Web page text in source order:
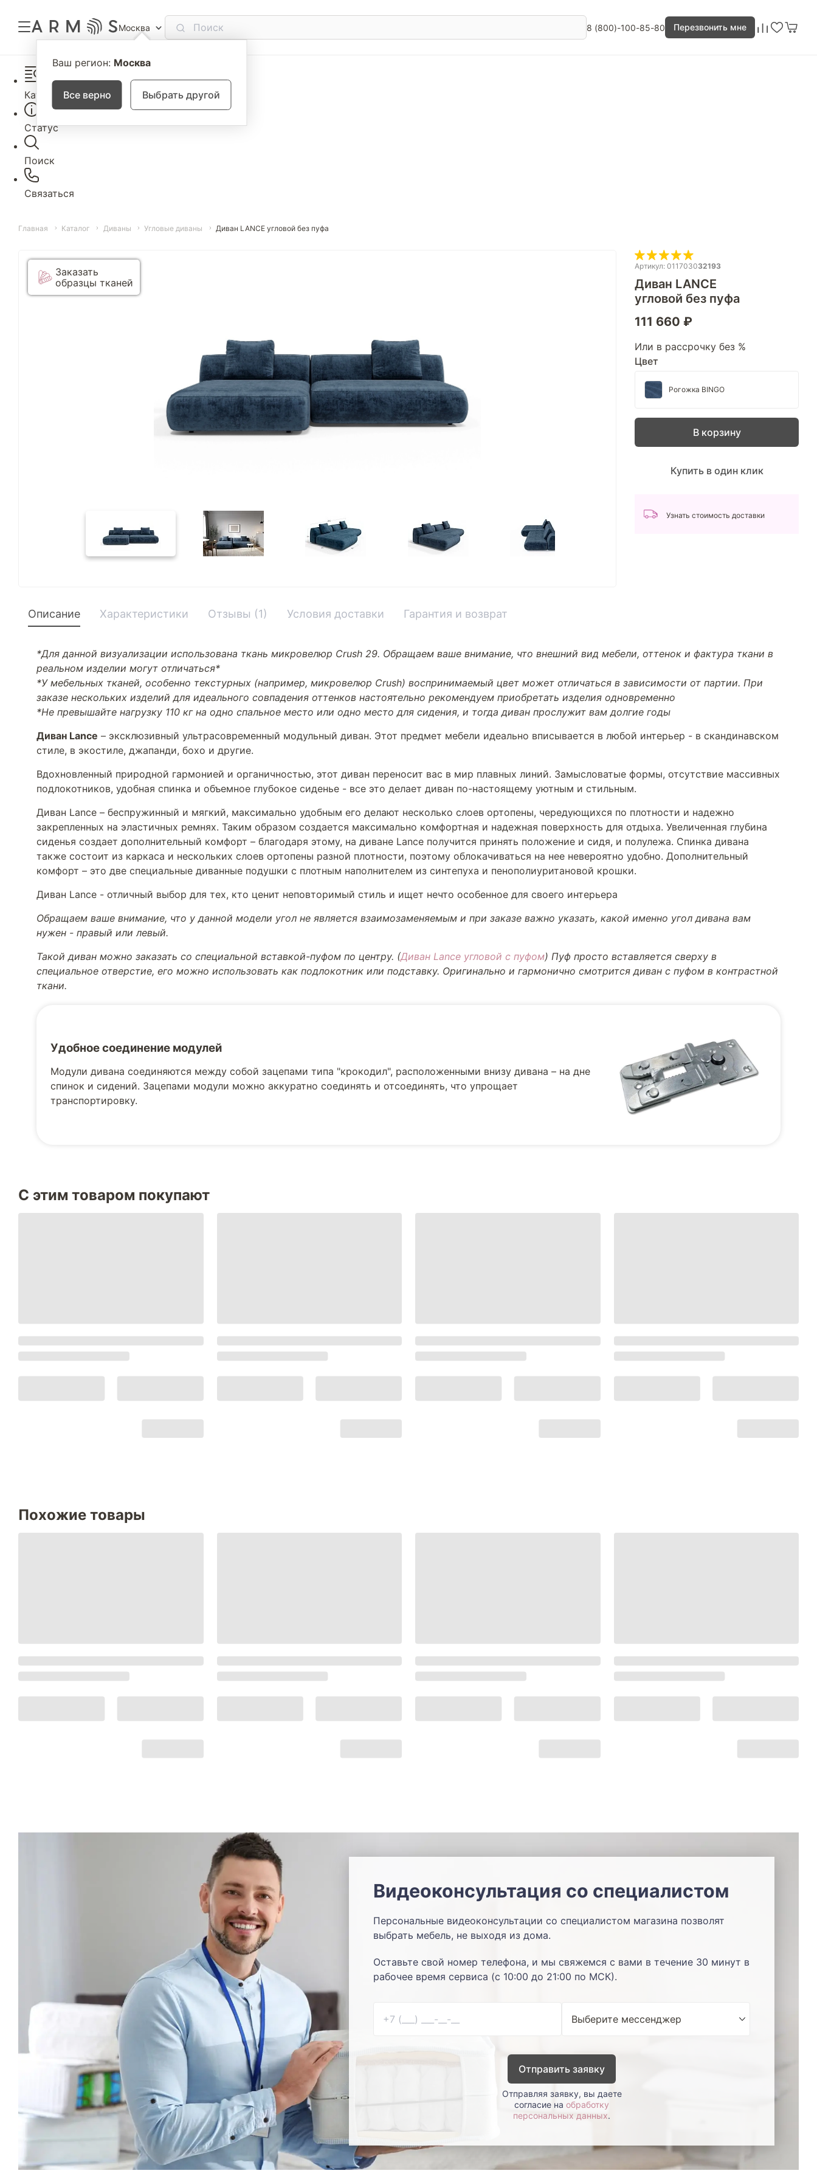
Москва
Ваш регион: Москва
Все верно Выбрать другой
8 (800)-100-85-80 Перезвонить мне
Каталог
Статус
Поиск
Связаться
Главная Каталог Диваны Угловые диваны Диван LANCE угловой без пуфа
Заказать
образцы тканей
Артикул: 011703032193
Диван LANCE
угловой без пуфа
111 660 ₽
Или в рассрочку без %
Цвет
Рогожка BINGO
В корзину
Купить в один клик
Узнать стоимость доставки
Описание Характеристики Отзывы (1) Условия доставки Гарантия и возврат
*Для данной визуализации использована ткань микровелюр Crush 29. Обращаем ваше внимание, что внешний вид мебели, оттенок и фактура ткани в
реальном изделии могут отличаться*
*У мебельных тканей, особенно текстурных (например, микровелюр Crush) воспринимаемый цвет может отличаться в зависимости от партии. При
заказе нескольких изделий для идеального совпадения оттенков настоятельно рекомендуем приобретать изделия одновременно
*Не превышайте нагрузку 110 кг на одно спальное место или одно место для сидения, и тогда диван прослужит вам долгие годы
Диван Lance – эксклюзивный ультрасовременный модульный диван. Этот предмет мебели идеально вписывается в любой интерьер - в скандинавском
стиле, в экостиле, джапанди, бохо и другие.
Вдохновленный природной гармонией и органичностью, этот диван переносит вас в мир плавных линий. Замысловатые формы, отсутствие массивных
подлокотников, удобная спинка и объемное глубокое сиденье - все это делает диван по-настоящему уютным и стильным.
Диван Lance – беспружинный и мягкий, максимально удобным его делают несколько слоев ортопены, чередующихся по плотности и надежно
закрепленных на эластичных ремнях. Таким образом создается максимально комфортная и надежная поверхность для отдыха. Увеличенная глубина
сиденья создает дополнительный комфорт – благодаря этому, на диване Lance получится принять положение и сидя, и полулежа. Спинка дивана
также состоит из каркаса и нескольких слоев ортопены разной плотности, поэтому облокачиваться на нее невероятно удобно. Дополнительный
комфорт – это две специальные диванные подушки с плотным наполнителем из синтепуха и пенополиуритановой крошки.
Диван Lance - отличный выбор для тех, кто ценит неповторимый стиль и ищет нечто особенное для своего интерьера
Обращаем ваше внимание, что у данной модели угол не является взаимозаменяемым и при заказе важно указать, какой именно угол дивана вам
нужен - правый или левый.
Такой диван можно заказать со специальной вставкой-пуфом по центру. (Диван Lance угловой с пуфом) Пуф просто вставляется сверху в
специальное отверстие, его можно использовать как подлокотник или подставку. Оригинально и гармонично смотрится диван с пуфом в контрастной
ткани.
Удобное соединение модулей
Модули дивана соединяются между собой зацепами типа "крокодил", расположенными внизу дивана – на дне
спинок и сидений. Зацепами модули можно аккуратно соединять и отсоединять, что упрощает
транспортировку.
С этим товаром покупают
Похожие товары
Видеоконсультация со специалистом
Персональные видеоконсультации со специалистом магазина позволят
выбрать мебель, не выходя из дома.
Оставьте свой номер телефона, и мы свяжемся с вами в течение 30 минут в
рабочее время сервиса (с 10:00 до 21:00 по МСК).
Отправить заявку
Отправляя заявку, вы даете
согласие на обработку
персональных данных.